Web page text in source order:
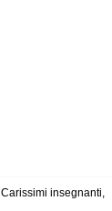
Carissimi insegnanti,